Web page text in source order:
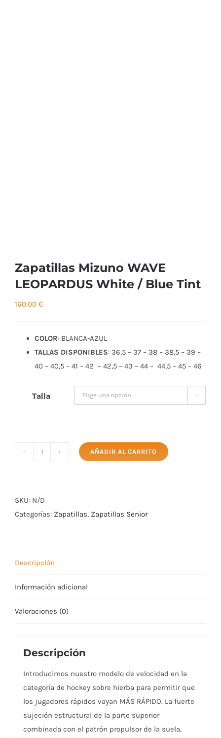
Zapatillas Mizuno WAVE
LEOPARDUS White / Blue Tint
160.00 €
COLOR: BLANCA-AZUL
TALLAS DISPONIBLES: 36,5 – 37 – 38 – 38,5 – 39 –
40 – 40,5 – 41 – 42 – 42,5 – 43 – 44 – 44,5 – 45 – 46
Talla 
LEOPARDUS
White
AÑADIR AL CARRITO
SKU: N/D
Categorías: Zapatillas, Zapatillas Senior
Descripción
Información adicional
Valoraciones (0)
Descripción
Introducimos nuestro modelo de velocidad en la
categoría de hockey sobre hierba para permitir que
los jugadores rápidos vayan MÁS RÁPIDO. La fuerte
sujeción estructural de la parte superior
combinada con el patrón propulsor de la suela,